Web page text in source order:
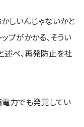
しいんじゃないかと
プがかかる、そうい
述べ、再発防止を社
力でも発覚してい